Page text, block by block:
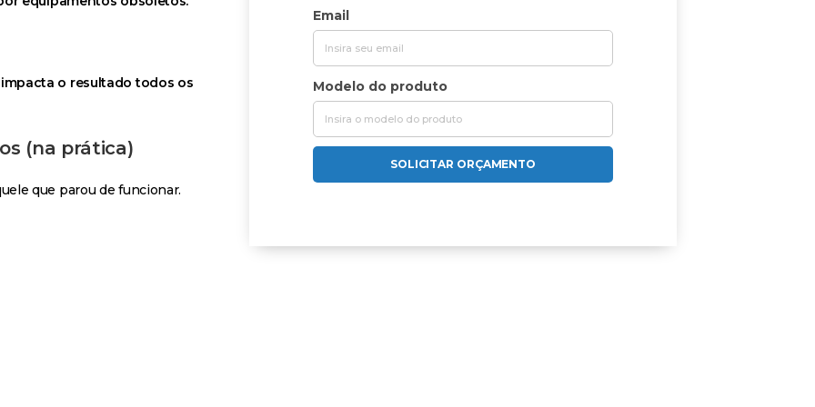
o resultado todos os
(na prática)
que parou de funcionar.
Email
Modelo do produto
SOLICITAR ORÇAMENTO